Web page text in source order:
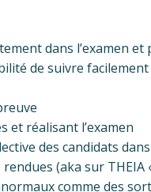
dans l’examen
de suivre facilement
et réalisant l’examen
des candidats
(aka sur THEIA
comme des